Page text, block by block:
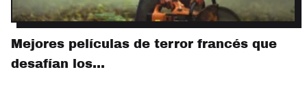
Mejores películas de terror francés que
desafían los…